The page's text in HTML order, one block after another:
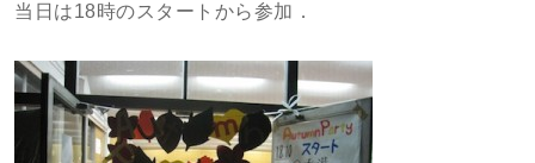
当日は18時のスタートから参加．